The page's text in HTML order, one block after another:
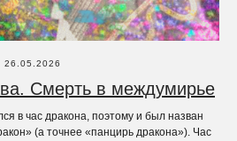
26.05.2026
Смерть в междумирье
в час дракона, поэтому и был назван
(а точнее «панцирь дракона»). Час